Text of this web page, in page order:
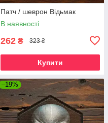
Патч / шеврон Відьмак
В наявності
262 ₴ 323 ₴
Купити
–19%